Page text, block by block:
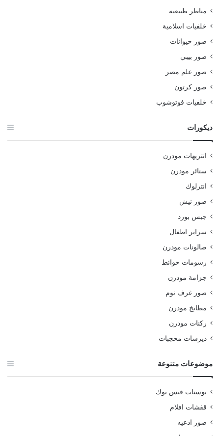
مناظر طبيعية
خلفيات اسلامية
صور حيوانات
صور بيبي
صور علم مصر
صور كرتون
خلفيات فوتوشوب
ديكورات
انتريهات مودرن
ستائر مودرن
انترلوك
صور نيش
جبس بورد
سراير اطفال
صالونات مودرن
رسومات حوائط
جزامة مودرن
صور غرف نوم
مطابخ مودرن
ركنات مودرن
ديرسات محجبات
موضوعات متنوعة
بوستات فيس بوك
قفشات افلام
صور ادعيه